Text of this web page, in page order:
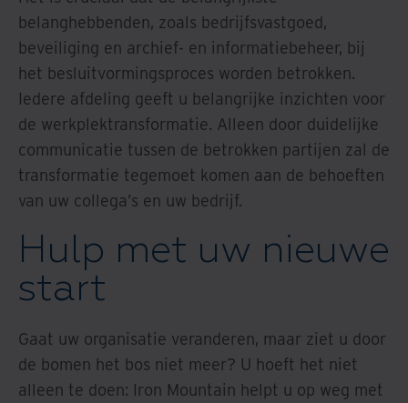
belanghebbenden, zoals bedrijfsvastgoed,
beveiliging en archief- en informatiebeheer, bij
het besluitvormingsproces worden betrokken.
Iedere afdeling geeft u belangrijke inzichten voor
de werkplektransformatie. Alleen door duidelijke
communicatie tussen de betrokken partijen zal de
transformatie tegemoet komen aan de behoeften
van uw collega’s en uw bedrijf.
Hulp met uw nieuwe
start
Gaat uw organisatie veranderen, maar ziet u door
de bomen het bos niet meer? U hoeft het niet
alleen te doen: Iron Mountain helpt u op weg met